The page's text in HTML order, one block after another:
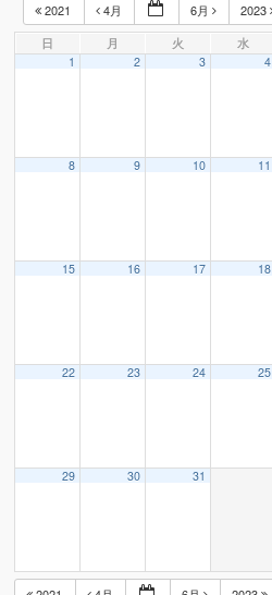
2021 4月 6月
2023
日
月 火 水
1 2 3 4
8 9 10 11
15 16 17 18
22 23 24 25
29 30 31